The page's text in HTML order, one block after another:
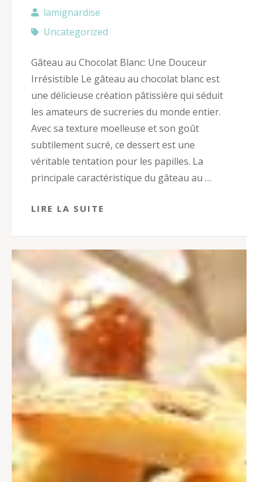
lamignardise
Uncategorized
Gâteau au Chocolat Blanc: Une Douceur
Irrésistible Le gâteau au chocolat blanc est
une délicieuse création pâtissière qui séduit
les amateurs de sucreries du monde entier.
Avec sa texture moelleuse et son goût
subtilement sucré, ce dessert est une
véritable tentation pour les papilles. La
principale caractéristique du gâteau au …
LIRE LA SUITE